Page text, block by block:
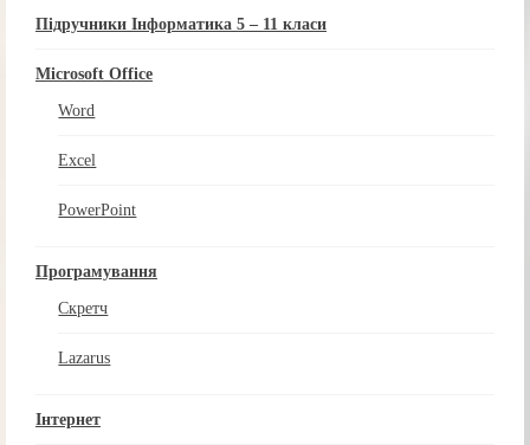
Підручники Інформатика 5 – 11 класи
Microsoft Office
Word
Excel
PowerPoint
Програмування
Скретч
Lazarus
Інтернет